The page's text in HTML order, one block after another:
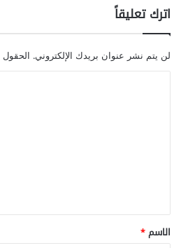
اترك تعليقاً
لن يتم نشر عنوان بريدك الإلكتروني. الحقول
*
الاسم*